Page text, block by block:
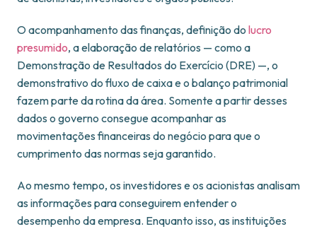
O acompanhamento das finanças, definição do lucro
presumido, a elaboração de relatórios — como a
Demonstração de Resultados do Exercício (DRE) —, o
demonstrativo do fluxo de caixa e o balanço patrimonial
fazem parte da rotina da área. Somente a partir desses
dados o governo consegue acompanhar as
movimentações financeiras do negócio para que o
cumprimento das normas seja garantido.
Ao mesmo tempo, os investidores e os acionistas analisam
as informações para conseguirem entender o
desempenho da empresa. Enquanto isso, as instituições